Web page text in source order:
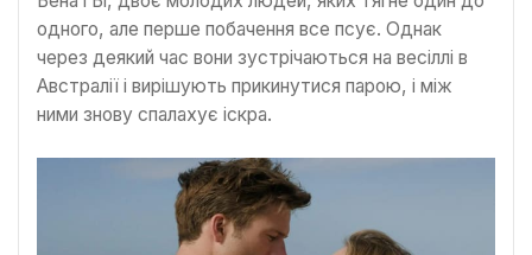
одного, але перше побачення все псує. Однак
через деякий час вони зустрічаються на весіллі в
Австралії і вирішують прикинутися парою, і між
ними знову спалахує іскра.